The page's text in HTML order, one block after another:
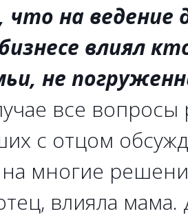
что на ведение
влиял
не
все вопросы
с отцом
многие
влияла